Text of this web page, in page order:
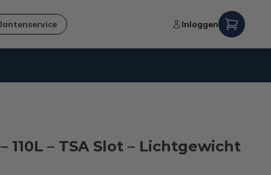
Inloggen
110L – TSA Slot – Lichtgewicht